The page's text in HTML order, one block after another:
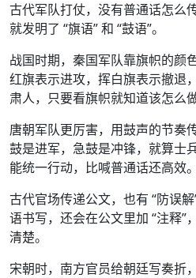
古代军队打仗，没有普通话怎么
就发明了 “旗语” 和 “鼓语”。
战国时期，秦国军队靠旗帜的颜
红旗表示进攻，挥白旗表示撤退
肃人，只要看旗帜就知道该怎么做
唐朝军队更厉害，用鼓声的节奏
鼓是进军，急鼓是冲锋，就算士
能统一行动，比喊普通话还高效。
古代官场传递公文，也有 “防误
语书写，还会在公文里加 “注释”
清楚。
宋朝时，南方官员给朝廷写奏折